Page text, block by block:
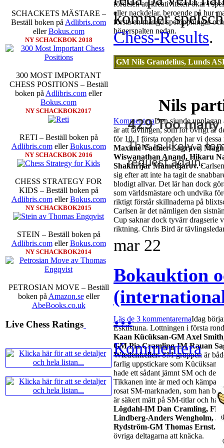
SCHACKETS MÄSTARE –
Beställ boken på Adlibris.com
ellerBokus.com
NY SCHACKBOK 2018
300 MOST IMPORTANT
CHESS POSITIONS – Beställ
boken på Adlibris.com eller
Bokus.com
NY SCHACKBOK2017
RETI – Beställ boken på
Adlibris.comellerBokus.com
NY SCHACKBOK 2016
CHESS STRATEGY FOR
KIDS – Beställ boken på
Adlibris.comellerBokus.com
NY SCHACKBOK2015
STEIN – Beställ boken på
Adlibris.comellerBokus.com
NY SCHACKBOK2014
PETROSIAN MOVE – Beställ
boken på Amazon.seeller
AbeBooks.co.uk
Live Chess Ratings
fördelen att kreativiteten ökar i
eller nackdelar, beroende på hur
förstå en mängd spelöppningar
högerspalten nedan.
KommenteraDen sjunde
är att tävlingen, som för övrigt är
för 10. I första ronden har vi
Maxime Vachier-Lagrave,
Wiswanathan Anand, Hikaru
Shakhrijar Mamedjarov.
sig efter att inte ha tagit de
blodigt allvar. Det lär han dock
som världsmästare och undvika
riktigt förstår skillnaderna på
Carlsen är det nämligen den
Cup saknar dock tyvärr dragserie
riktning. Chris Bird är
Läs de 3 kommentarernaIdag
Eskilstuna. Lottningen i första
Kaan Kücüksan-GM Axel
GM Pia Cramling-IM Rauan
Wiedenkeller.SM-gruppen är
farlig uppstickare som Kücüksan
hade ett sådant jämnt SM och
Tikkanen inte är med och kämpar
rosat SM-marknaden, som han
är säkert mätt på SM-titlar och
Lögdahl-IM Dan Cramling,
Lindberg-Anders Wengholm,
Rydström-GM Thomas Ernst.
övriga deltagarna att knäcka.
kommer
Chess-Results.
GM Nils Grandelius, Lunds
Nils
mar 22
Bokauktion
…
Kommentera